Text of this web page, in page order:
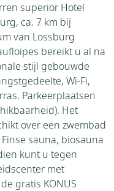
superior Hotel
ca. 7 km bij
van Lossburg
bereikt u al na
stijl gebouwde
Wi-Fi,
Parkeerplaatsen
Het
over een zwembad
sauna, biosauna
kunt u tegen
met
gratis KONUS